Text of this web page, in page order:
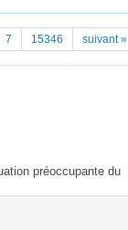
7 15346 suivant »
préoccupante du